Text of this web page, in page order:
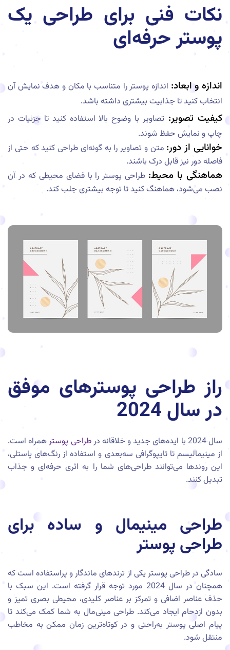
نکات فنی برای طراحی یک
پوستر حرفه‌ای
اندازه و ابعاد: اندازه پوستر را متناسب با مکان و هدف نمایش آن
انتخاب کنید تا جذابیت بیشتری داشته باشد.
کیفیت تصویر: تصاویر با وضوح بالا استفاده کنید تا جزئیات در
چاپ و نمایش حفظ شوند.
خوانایی از دور: متن و تصاویر را به گونه‌ای طراحی کنید که حتی از
فاصله دور نیز قابل درک باشند.
هماهنگی با محیط: طراحی پوستر را با فضای محیطی که در آن
نصب می‌شود، هماهنگ کنید تا توجه بیشتری جلب کند.
راز طراحی پوسترهای موفق
در سال 2024
سال 2024 با ایده‌های جدید و خلاقانه در طراحی پوسترهمراه است.
از مینیمالیسم تا تایپوگرافی سه‌بعدی و استفاده از رنگ‌های پاستلی،
این روندها می‌توانند طراحی‌های شما را به اثری حرفه‌ای و جذاب
تبدیل کنند.
طراحی مینیمال و ساده برای
طراحی پوستر
سادگی در طراحی پوستر یکی از ترندهای ماندگار و پراستفاده است که
همچنان در سال 2024 مورد توجه قرار گرفته است. این سبک با
حذف عناصر اضافی و تمرکز بر عناصر کلیدی، محیطی بصری تمیز و
بدون ازدحام ایجاد می‌کند. طراحی مینی‌مال به شما کمک می‌کند تا
پیام اصلی پوستر به‌راحتی و در کوتاه‌ترین زمان ممکن به مخاطب
منتقل شود.